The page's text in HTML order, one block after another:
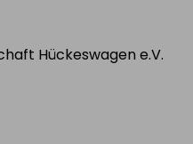
Hückeswagen e.V.